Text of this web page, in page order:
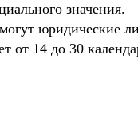
значения.
юридические
от 14 до 30